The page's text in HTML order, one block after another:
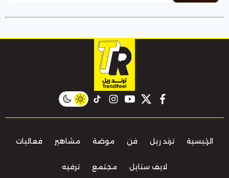
facebook
twitter
youtube
instagram
tiktok
الرئيسية ترند ريل فن موضة مشاهير فعاليات
لايف ستايل مجتمع ترفيه